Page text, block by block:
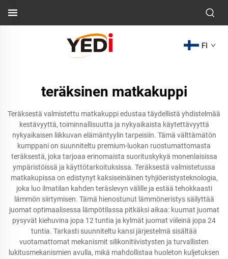
FI
teräksinen matkakuppi
Teräksestä valmistettu matkakuppi edustaa täydellistä yhdistelmää
kestävyyttä, toiminnallisuutta ja nykyaikaista käytettävyyttä
nykyaikaisen liikkuvan elämäntyylin tarpeisiin. Tämä välttämätön
kumppani on suunniteltu premium-luokan ruostumattomasta
teräksestä, joka tarjoaa erinomaista suorituskykyä monenlaisissa
ympäristöissä ja käyttötarkoituksissa. Teräksestä valmistetussa
matkakupissa on edistynyt kaksiseinäinen tyhjiöeristysteknologia,
joka luo ilmatilan kahden teräslevyn välille ja estää tehokkaasti
lämmön siirtymisen. Tämä hienostunut lämmöneristys säilyttää
juomat optimaalisessa lämpötilassa pitkäksi aikaa: kuumat juomat
pysyvät kiehuvina jopa 12 tuntia ja kylmät juomat viileinä jopa 24
tuntia. Tarkasti suunniteltu kansi järjestelmä sisältää
vuotamattomat mekanismit silikonitiivistysten ja turvallisten
lukitusmekanismien avulla, mikä mahdollistaa huoleton kuljetuksen